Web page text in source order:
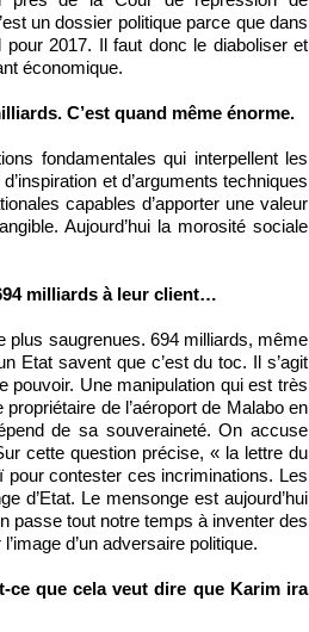
un dossier politique parce que dans
2017. Il faut donc le diaboliser et
économique.
C’est quand même énorme.
fondamentales qui interpellent les
et d’arguments techniques
capables d’apporter une valeur
Aujourd’hui la morosité sociale
milliards à leur client…
plus saugrenues. 694 milliards, même
Etat savent que c’est du toc. Il s’agit
pouvoir. Une manipulation qui est très
de l’aéroport de Malabo en
de sa souveraineté. On accuse
cette question précise, « la lettre du
contester ces incriminations. Les
d’Etat. Le mensonge est aujourd’hui
passe tout notre temps à inventer des
d’un adversaire politique.
ce que cela veut dire que Karim ira